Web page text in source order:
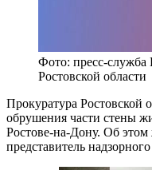
Фото: пресс-
Ростовской области
Прокуратура Ростовской
обрушения части стены
Ростове-на-Дону. Об
представитель